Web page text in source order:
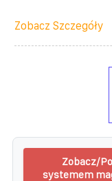
Zobacz Szczegóły
Zobacz/
systemem